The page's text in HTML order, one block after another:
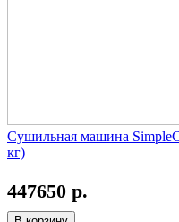
Сушильная машина
кг)
447650 р.